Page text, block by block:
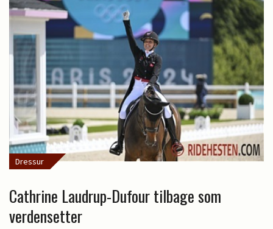
Dressur
Cathrine Laudrup-Dufour tilbage som
verdensetter